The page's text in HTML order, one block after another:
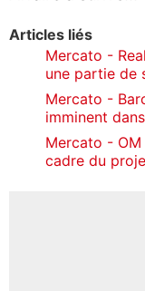
Articles liés
Mercato -
une partie de
Mercato -
imminent
Mercato -
cadre du